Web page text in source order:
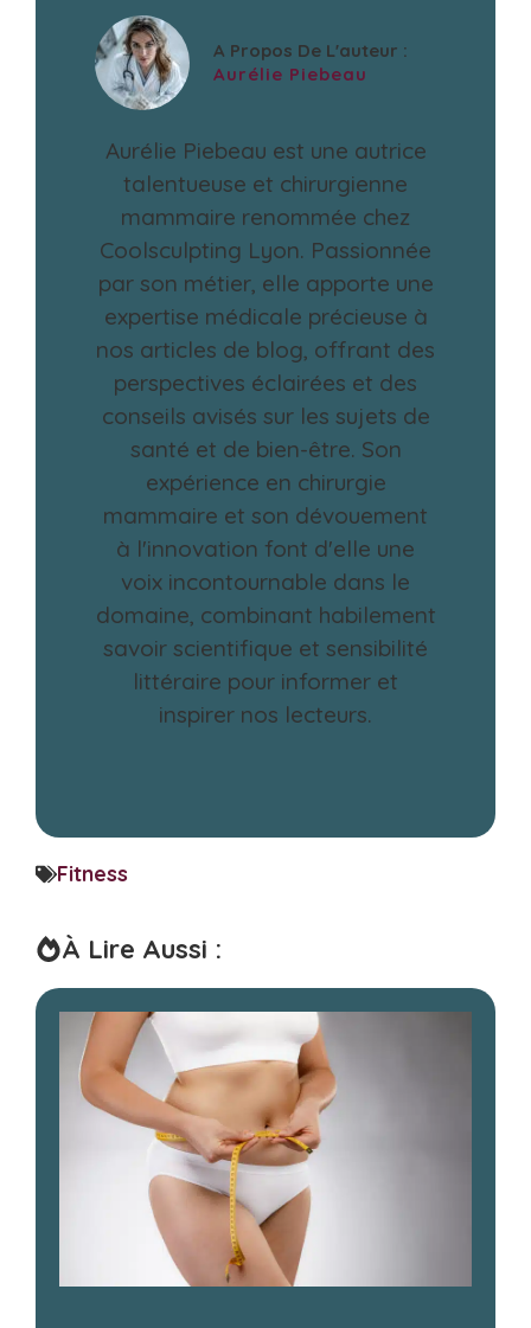
A Propos De L'auteur :
Aurélie Piebeau
Aurélie Piebeau est une autrice
talentueuse et chirurgienne
mammaire renommée chez
Coolsculpting Lyon. Passionnée
par son métier, elle apporte une
expertise médicale précieuse à
nos articles de blog, offrant des
perspectives éclairées et des
conseils avisés sur les sujets de
santé et de bien-être. Son
expérience en chirurgie
mammaire et son dévouement
à l'innovation font d'elle une
voix incontournable dans le
domaine, combinant habilement
savoir scientifique et sensibilité
littéraire pour informer et
inspirer nos lecteurs.
Fitness
À Lire Aussi :